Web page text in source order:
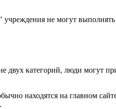
не могут
двух категорий, люди могут
находятся на главном